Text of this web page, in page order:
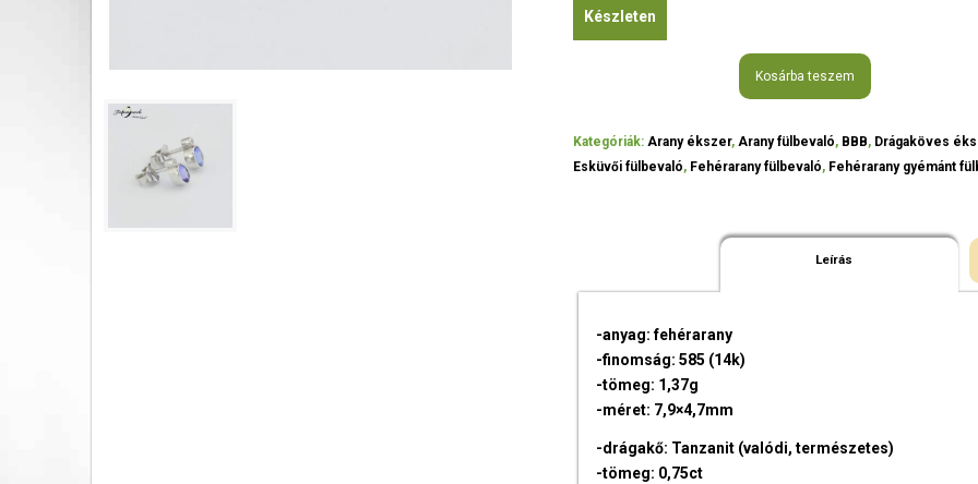
Készleten
Kosárba teszem
Kategóriák:Arany ékszer,Arany fülbevaló, BBB, Drágaköves
Esküvői fülbevaló, Fehérarany fülbevaló, Fehérarany gyémánt
Leírás
-anyag: fehérarany
-finomság: 585 (14k)
-tömeg: 1,37g
-méret: 7,9×4,7mm
-drágakő: Tanzanit (valódi, természetes)
-tömeg: 0,75ct